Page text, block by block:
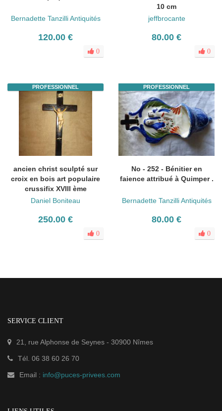
Bernadette Tanzilli Antiquités
120.00 €
0
10 cm
jeffbrocante
80.00 €
0
PROFESSIONNEL
ancien christ sculpté sur
croix en bois art populaire
crussifix XVIII ème
Daniel Boniteau
250.00 €
0
PROFESSIONNEL
No - 252 - Bénitier en
faience attribué à Quimper .
Bernadette Tanzilli Antiquités
80.00 €
0
SERVICE CLIENT
21, rue Alphonse de Seynes - 30900 Nîmes
Tél. 06 38 60 26 70
Email : info@puces-privees.com